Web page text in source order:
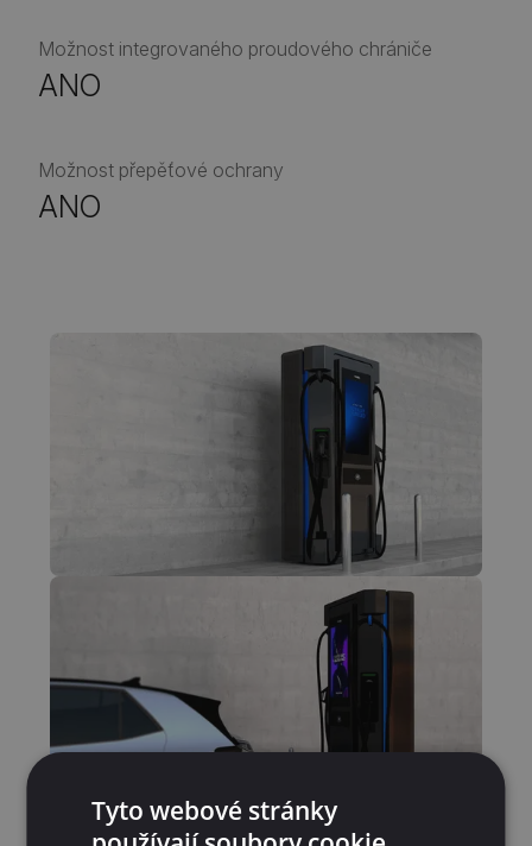
Možnost integrovaného proudového chrániče
ANO
Možnost přepěťové ochrany
ANO
Tyto webové stránky